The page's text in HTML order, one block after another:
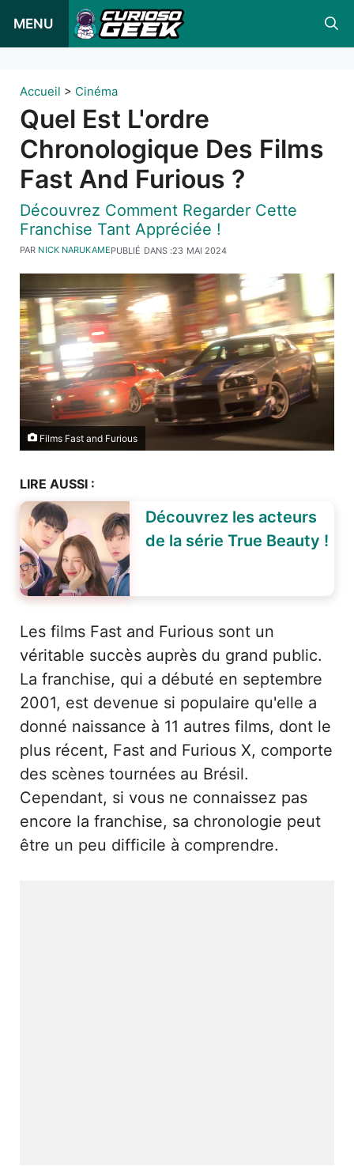
MENU
Accueil > Cinéma
Quel Est L'ordre
Chronologique Des Films
Fast And Furious ?
Découvrez Comment Regarder Cette
Franchise Tant Appréciée !
PUBLIÉ DANS :23 MAI 2024
PAR NICK NARUKAME
Films Fast and Furious
LIRE AUSSI :
Découvrez les acteurs
de la série True Beauty !
Les films Fast and Furious sont un
véritable succès auprès du grand public.
La franchise, qui a débuté en septembre
2001, est devenue si populaire qu'elle a
donné naissance à 11 autres films, dont le
plus récent, Fast and Furious X, comporte
des scènes tournées au Brésil.
Cependant, si vous ne connaissez pas
encore la franchise, sa chronologie peut
être un peu difficile à comprendre.